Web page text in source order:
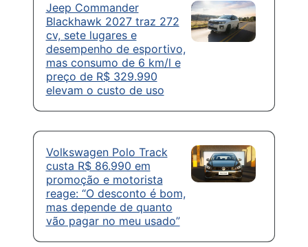
Jeep Commander
Blackhawk 2027 traz 272
cv, sete lugares e
desempenho de esportivo,
mas consumo de 6 km/l e
preço de R$ 329.990
elevam o custo de uso
Volkswagen Polo Track
custa R$ 86.990 em
promoção e motorista
reage: “O desconto é bom,
mas depende de quanto
vão pagar no meu usado”